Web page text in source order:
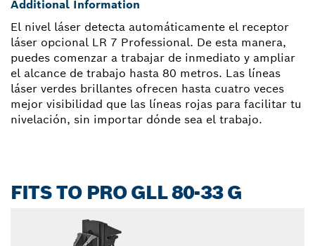
Additional Information
El nivel láser detecta automáticamente el receptor
láser opcional LR 7 Professional. De esta manera,
puedes comenzar a trabajar de inmediato y ampliar
el alcance de trabajo hasta 80 metros. Las líneas
láser verdes brillantes ofrecen hasta cuatro veces
mejor visibilidad que las líneas rojas para facilitar tu
nivelación, sin importar dónde sea el trabajo.
FITS TO PRO GLL 80-33 G